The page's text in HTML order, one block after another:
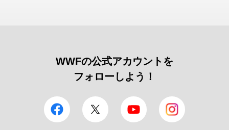
WWFの公式アカウントを
フォローしよう！
facebook Twitter YouTube